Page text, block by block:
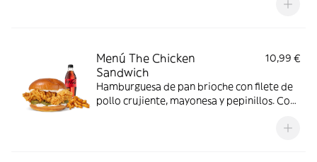
Menú The Chicken
Sandwich
10,99 €
Hamburguesa de pan brioche con filete de
pollo crujiente, mayonesa y pepinillos. Con